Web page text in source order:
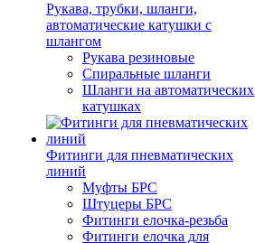
Рукава, трубки, шланги,
автоматические катушки с
шлангом
Рукава резиновые
Спиральные шланги
Шланги на автоматических
катушках
Фитинги для пневматических
линий
Муфты БРС
Штуцеры БРС
Фитинги елочка-резьба
Фитинги елочка для